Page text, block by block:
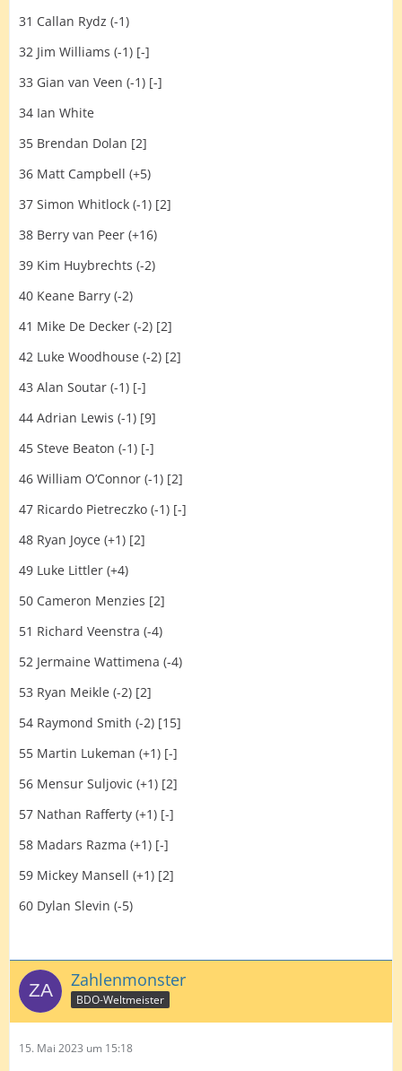
31 Callan Rydz (-1)
32 Jim Williams (-1) [-]
33 Gian van Veen (-1) [-]
34 Ian White
35 Brendan Dolan [2]
36 Matt Campbell (+5)
37 Simon Whitlock (-1) [2]
38 Berry van Peer (+16)
39 Kim Huybrechts (-2)
40 Keane Barry (-2)
41 Mike De Decker (-2) [2]
42 Luke Woodhouse (-2) [2]
43 Alan Soutar (-1) [-]
44 Adrian Lewis (-1) [9]
45 Steve Beaton (-1) [-]
46 William O’Connor (-1) [2]
47 Ricardo Pietreczko (-1) [-]
48 Ryan Joyce (+1) [2]
49 Luke Littler (+4)
50 Cameron Menzies [2]
51 Richard Veenstra (-4)
52 Jermaine Wattimena (-4)
53 Ryan Meikle (-2) [2]
54 Raymond Smith (-2) [15]
55 Martin Lukeman (+1) [-]
56 Mensur Suljovic (+1) [2]
57 Nathan Rafferty (+1) [-]
58 Madars Razma (+1) [-]
59 Mickey Mansell (+1) [2]
60 Dylan Slevin (-5)
Zahlenmonster
BDO-Weltmeister
15. Mai 2023 um 15:18